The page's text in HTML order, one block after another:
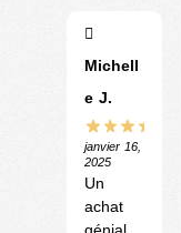
Michell
e J.
janvier 16,
2025
Un
achat
génial